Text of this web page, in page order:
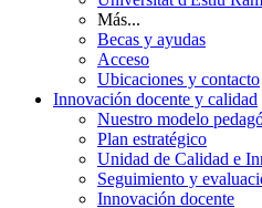
Más...
Becas y ayudas
Acceso
Ubicaciones y contacto
Innovación docente y calidad
Nuestro modelo
Plan estratégico
Unidad de Calidad e
Seguimiento y
Innovación docente